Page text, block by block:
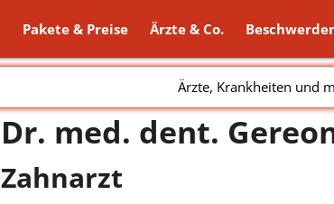
Pakete & Preise Ärzte & Co.
Ärzte, Krankheiten und
Dr. med. dent.
Zahnarzt